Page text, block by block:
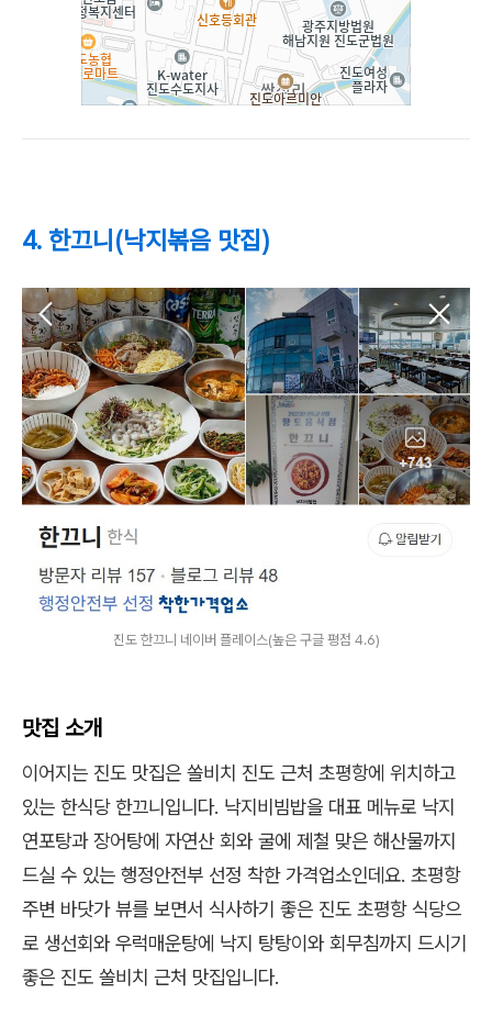
4. 한끄니(낙지볶음 맛집)
진도 한끄니 네이버 플레이스(높은 구글 평점 4.6)
맛집 소개
이어지는 진도 맛집은 쏠비치 진도 근처 초평항에 위치하고
있는 한식당 한끄니입니다. 낙지비빔밥을 대표 메뉴로 낙지
연포탕과 장어탕에 자연산 회와 굴에 제철 맞은 해산물까지
드실 수 있는 행정안전부 선정 착한 가격업소인데요. 초평항
주변 바닷가 뷰를 보면서 식사하기 좋은 진도 초평항 식당으
로 생선회와 우럭매운탕에 낙지 탕탕이와 회무침까지 드시기
좋은 진도 쏠비치 근처 맛집입니다.